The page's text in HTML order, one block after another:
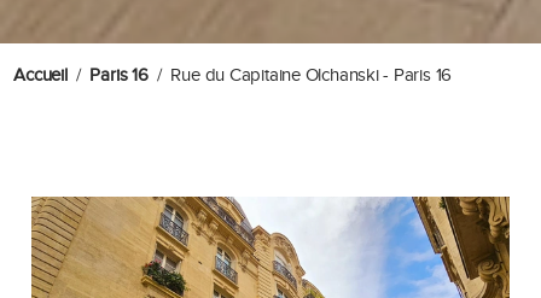
Accueil Paris 16 Rue du Capitaine Olchanski - Paris 16